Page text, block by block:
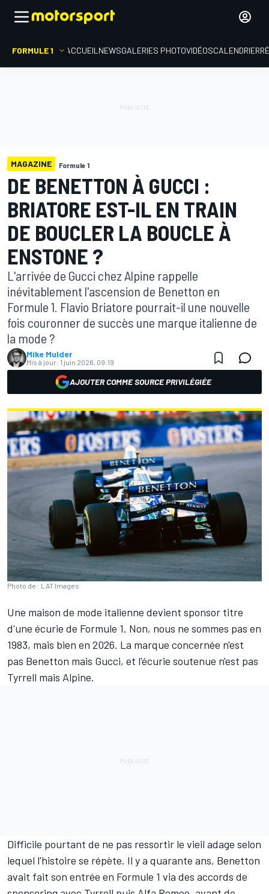
FORMULE 1 ACCUEIL NEWSGALERIES PHOTOVIDÉOSCALENDRIER
MAGAZINE Formule 1
DE BENETTON À GUCCI :
BRIATORE EST-IL EN TRAIN
DE BOUCLER LA BOUCLE À
ENSTONE ?
L'arrivée de Gucci chez Alpine rappelle
inévitablement l'ascension de Benetton en
Formule 1. Flavio Briatore pourrait-il une nouvelle
fois couronner de succès une marque italienne de
la mode ?
Mike Mulder
Mis à jour: 1 juin 2026, 09:19
AJOUTER COMME SOURCE PRIVILÉGIÉE
Photo de : LAT Images
Une maison de mode italienne devient sponsor titre
d'une écurie de Formule 1. Non, nous ne sommes pas en
1983, mais bien en 2026. La marque concernée n'est
pas Benetton mais Gucci, et l'écurie soutenue n'est pas
Tyrrell mais Alpine.
Difficile pourtant de ne pas ressortir le vieil adage selon
lequel l'histoire se répète. Il y a quarante ans, Benetton
avait fait son entrée en Formule 1 via des accords de